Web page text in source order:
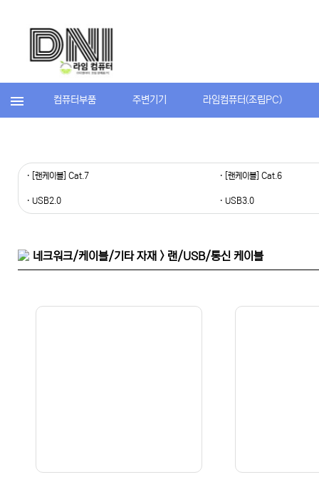
컴퓨터부품 주변기기 라임컴퓨터(조립PC)
· [랜케이블] Cat.7 · [랜케이블] Cat.6
· USB2.0 · USB3.0
네크워크/케이블/기타 자재 > 랜/USB/통신 케이블